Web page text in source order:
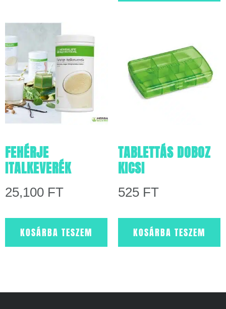
FEHÉRJE
ITALKEVERÉK
25,100 FT
KOSÁRBA TESZEM
TABLETTÁS DOBOZ
KICSI
525 FT
KOSÁRBA TESZEM